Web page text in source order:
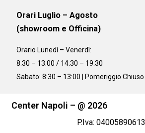
Orari Luglio – Agosto
(showroom e Officina)
Orario Lunedì – Venerdì:
8:30 – 13:00 / 14:30 – 19:30
Sabato: 8:30 – 13:00 | Pomeriggio Chiuso
Center Napoli – @ 2026
P.Iva: 04005890613